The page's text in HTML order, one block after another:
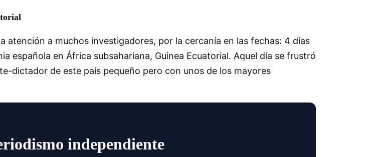
atención a muchos investigadores, por la cercanía en las fechas: 4 días
española en África subsahariana, Guinea Ecuatorial. Aquel día se frustró
dictador de este país pequeño pero con unos de los mayores
independiente